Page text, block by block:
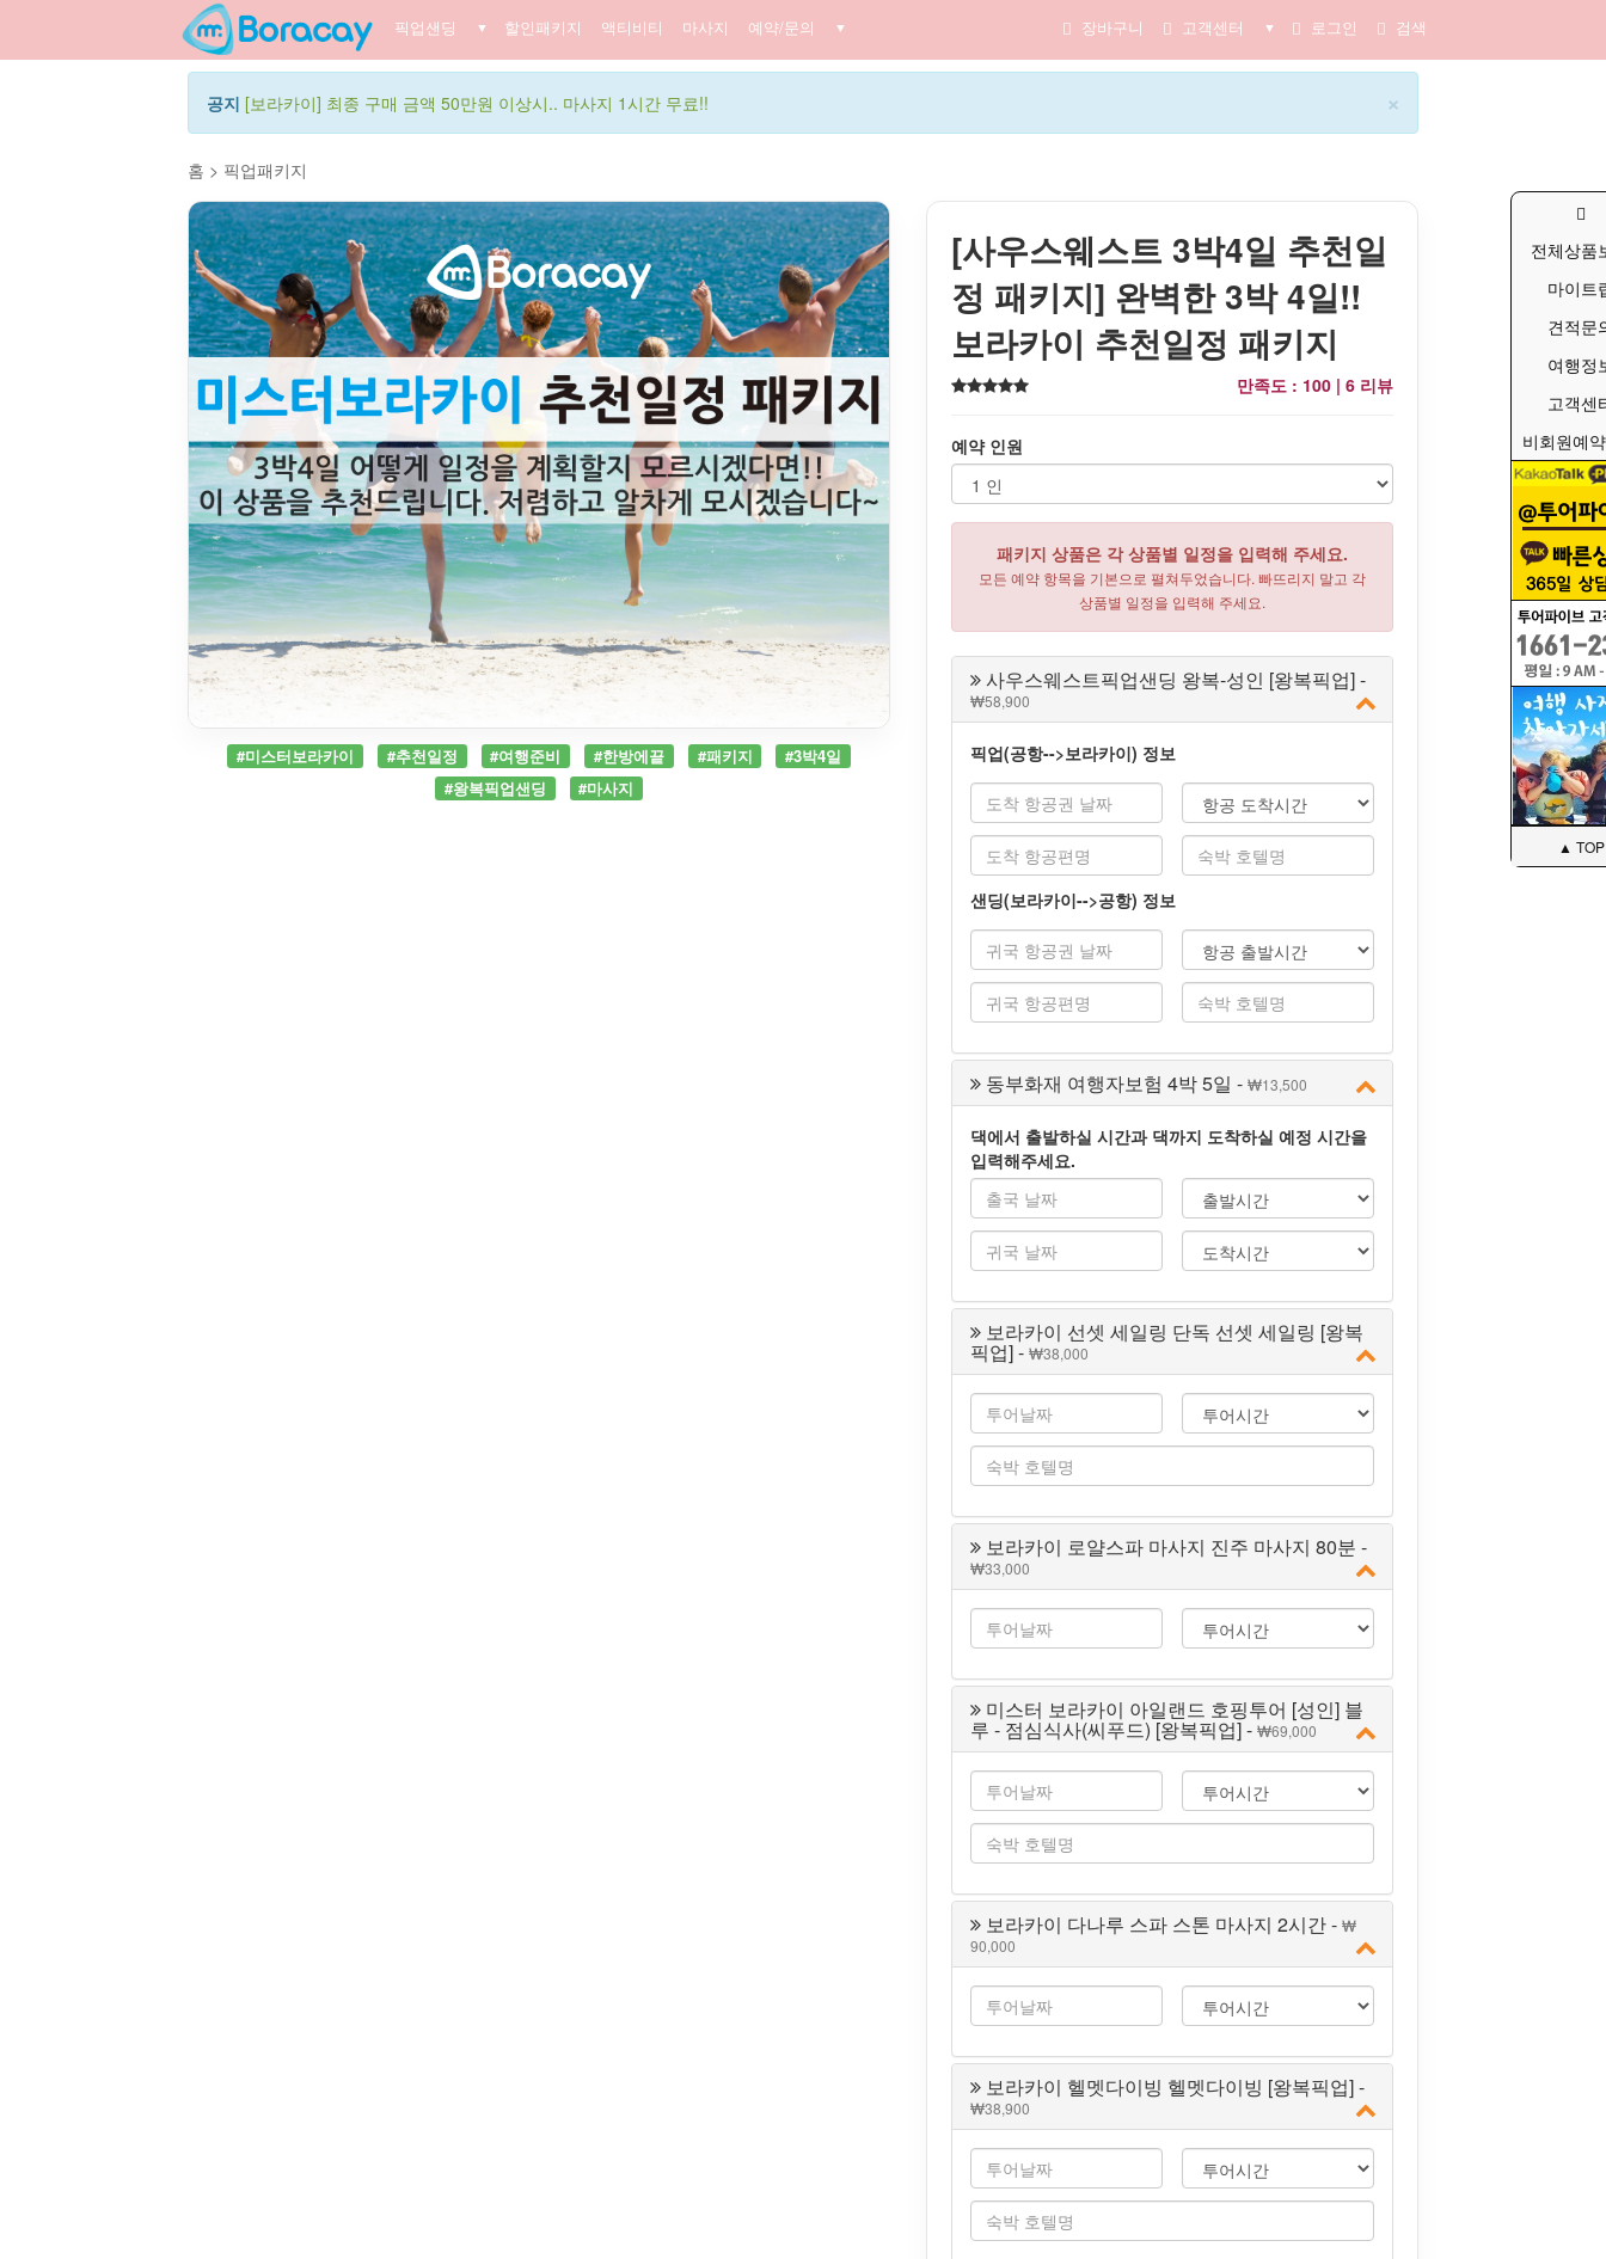
픽업샌딩 ▼ 할인패키지 액티비티 마사지 예약/문의 ▼ 장바구니 고객센터 ▼ 로그인 검색
×
공지 [보라카이] 최종 구매 금액 50만원 이상시.. 마사지 1시간 무료!!
홈 > 픽업패키지
#미스터보라카이 #추천일정 #여행준비 #한방에끝 #패키지
#3박4일
#왕복픽업샌딩
#마사지
[사우스웨스트 3박4일 추천일
정 패키지] 완벽한 3박 4일!!
보라카이 추천일정 패키지
만족도 : 100 | 6 리뷰
예약 인원
패키지 상품은 각 상품별 일정을 입력해 주세요.
모든 예약 항목을 기본으로 펼쳐두었습니다. 빠뜨리지 말고 각
상품별 일정을 입력해 주세요.
사우스웨스트픽업샌딩 왕복-성인 [왕복픽업] -
58,900
픽업(공항-->보라카이) 정보
샌딩(보라카이-->공항) 정보
동부화재 여행자보험 4박 5일 - 13,500
댁에서 출발하실 시간과 댁까지 도착하실 예정 시간을
입력해주세요.
보라카이 선셋 세일링 단독 선셋 세일링 [왕복
픽업] - 38,000
보라카이 로얄스파 마사지 진주 마사지 80분 -
33,000
미스터 보라카이 아일랜드 호핑투어 [성인] 블
루 - 점심식사(씨푸드) [왕복픽업] - 69,000
보라카이 다나루 스파 스톤 마사지 2시간 -
90,000
보라카이 헬멧다이빙 헬멧다이빙 [왕복픽업] -
38,900
전체상품
마이트
견적문
여행정
고객센
비회원예
▲ TOP